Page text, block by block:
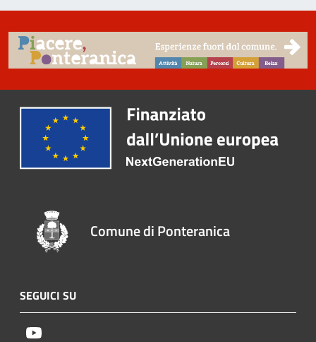
Comune di Ponteranica
SEGUICI SU